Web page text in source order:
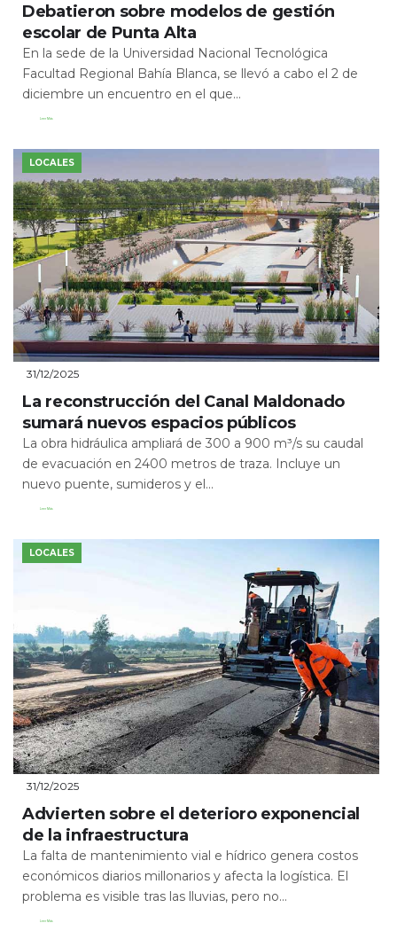
Debatieron sobre modelos de gestión
escolar de Punta Alta
En la sede de la Universidad Nacional Tecnológica
Facultad Regional Bahía Blanca, se llevó a cabo el 2 de
diciembre un encuentro en el que...
Leer Más
LOCALES
31/12/2025
La reconstrucción del Canal Maldonado
sumará nuevos espacios públicos
La obra hidráulica ampliará de 300 a 900 m³/s su caudal
de evacuación en 2400 metros de traza. Incluye un
nuevo puente, sumideros y el...
Leer Más
LOCALES
31/12/2025
Advierten sobre el deterioro exponencial
de la infraestructura
La falta de mantenimiento vial e hídrico genera costos
económicos diarios millonarios y afecta la logística. El
problema es visible tras las lluvias, pero no...
Leer Más